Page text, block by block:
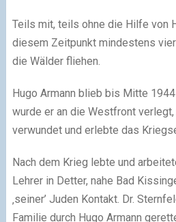
Teils mit, teils ohne die Hilfe von
diesem Zeitpunkt mindestens
die Wälder fliehen.
Hugo Armann blieb bis Mitte
wurde er an die Westfront
verwundet und erlebte das
Nach dem Krieg lebte und
Lehrer in Detter, nahe Bad
‚seiner’ Juden Kontakt. Dr.
Familie durch Hugo Armann